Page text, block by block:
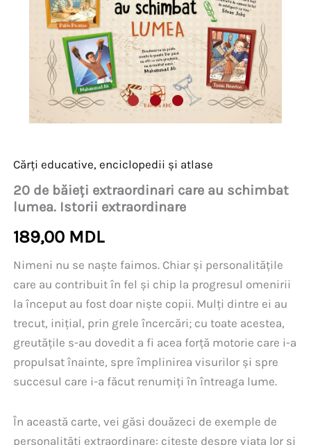
Cărți educative, enciclopedii și atlase
20 de băieți extraordinari care au schimbat
lumea. Istorii extraordinare
189,00 MDL
Nimeni nu se naște faimos. Chiar și personalitățile
care au contribuit în fel și chip la progresul omenirii
la început au fost doar niște copii. Mulți dintre ei au
trecut, inițial, prin grele încercări; cu toate acestea,
greutățile s-au dovedit a fi acea forță motorie care i-a
propulsat înainte, spre împlinirea visurilor și spre
succesul care i-a făcut renumiți în întreaga lume.
În această carte, vei găsi douăzeci de exemple de
personalități extraordinare: citește despre viața lor și